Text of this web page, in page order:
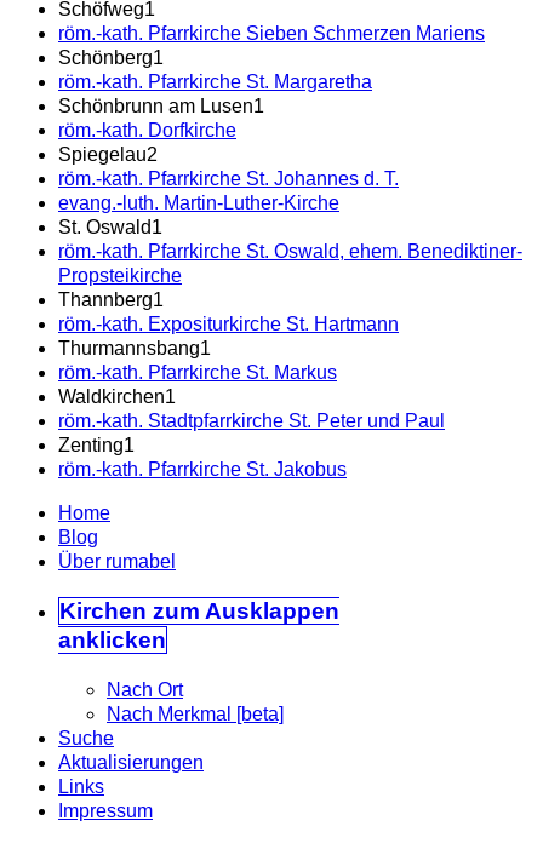
Schöfweg1
röm.-kath. Pfarrkirche Sieben Schmerzen Mariens
Schönberg1
röm.-kath. Pfarrkirche St. Margaretha
Schönbrunn am Lusen1
röm.-kath. Dorfkirche
Spiegelau2
röm.-kath. Pfarrkirche St. Johannes d. T.
evang.-luth. Martin-Luther-Kirche
St. Oswald1
röm.-kath. Pfarrkirche St. Oswald, ehem. Benediktiner-
Propsteikirche
Thannberg1
röm.-kath. Expositurkirche St. Hartmann
Thurmannsbang1
röm.-kath. Pfarrkirche St. Markus
Waldkirchen1
röm.-kath. Stadtpfarrkirche St. Peter und Paul
Zenting1
röm.-kath. Pfarrkirche St. Jakobus
Home
Blog
Über rumabel
Kirchen zum Ausklappen
anklicken
Nach Ort
Nach Merkmal [beta]
Suche
Aktualisierungen
Links
Impressum